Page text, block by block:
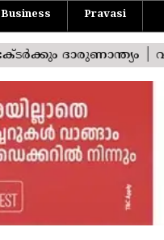
Business Pravasi